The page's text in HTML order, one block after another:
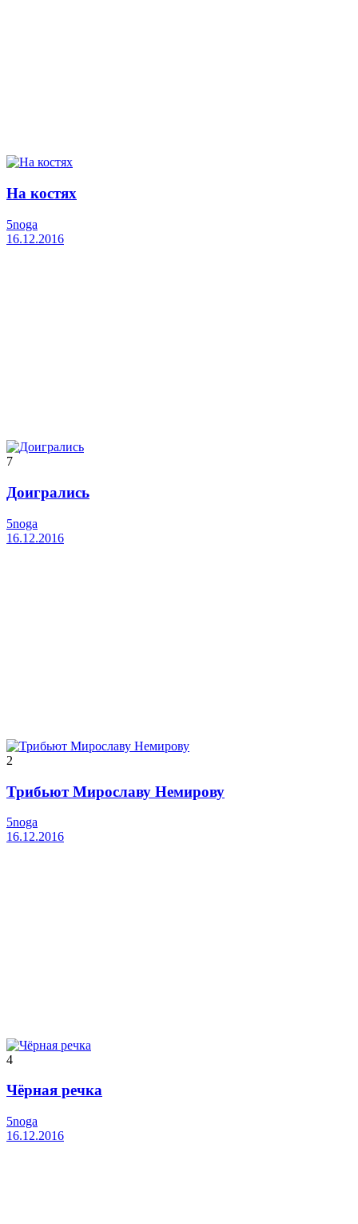
На костях
5noga
16.12.2016
7
Доигрались
5noga
16.12.2016
2
Трибьют Мирославу Немирову
5noga
16.12.2016
4
Чёрная речка
5noga
16.12.2016